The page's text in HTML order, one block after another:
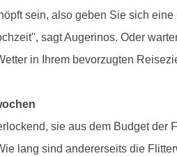
sein, also geben Sie sich
sagt Augerinos. Oder
in Ihrem bevorzugten
sie aus dem Budget
lang sind andererseits die